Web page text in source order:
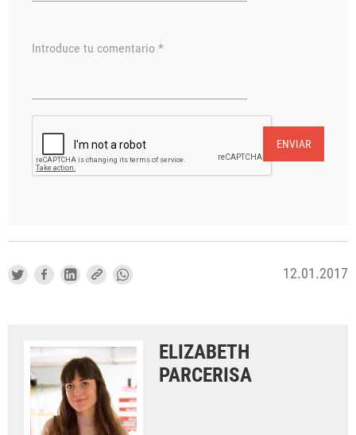
Introduce tu comentario *
ENVIAR
12.01.2017
ELIZABETH
PARCERISA